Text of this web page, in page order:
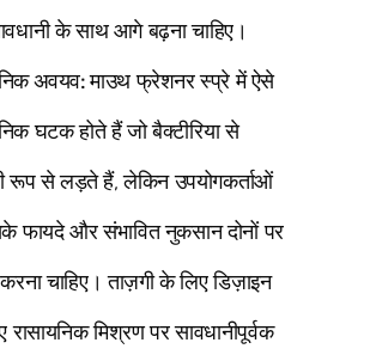
के साथ आगे बढ़ना चाहिए।
अवयव:माउथ फ्रेशनर स्प्रे में ऐसे
घटक होते हैं जो बैक्टीरिया से
रूप से लड़ते हैं, लेकिन उपयोगकर्ताओं
फायदे और संभावित नुकसान दोनों पर
करना चाहिए। ताज़गी के लिए डिज़ाइन
रासायनिक मिश्रण पर सावधानीपूर्वक